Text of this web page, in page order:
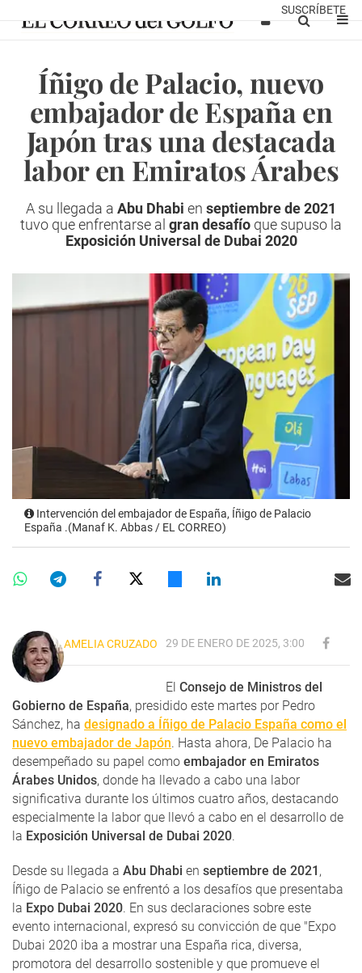
SUSCRÍBETE
Íñigo de Palacio, nuevo
embajador de España en
Japón tras una destacada
labor en Emiratos Árabes
A su llegada a Abu Dhabi en septiembre de 2021
tuvo que enfrentarse al gran desafío que supuso la
Exposición Universal de Dubai 2020
Intervención del embajador de España, Íñigo de Palacio
España .(Manaf K. Abbas / EL CORREO)
AMELIA CRUZADO 29 DE ENERO DE 2025, 3:00
El Consejo de Ministros del
Gobierno de España, presidido este martes por Pedro
Sánchez, ha designado a Íñigo de Palacio España como el
nuevo embajador de Japón. Hasta ahora, De Palacio ha
desempeñado su papel como embajador en Emiratos
Árabes Unidos, donde ha llevado a cabo una labor
significativa durante los últimos cuatro años, destacando
especialmente la labor que llevó a cabo en el desarrollo de
la Exposición Universal de Dubai 2020.
Desde su llegada a Abu Dhabi en septiembre de 2021 ,
Íñigo de Palacio se enfrentó a los desafíos que presentaba
la Expo Dubai 2020. En sus declaraciones sobre este
evento internacional, expresó su convicción de que "Expo
Dubai 2020 iba a mostrar una España rica, diversa,
promotora del desarrollo sostenible y que promueve el